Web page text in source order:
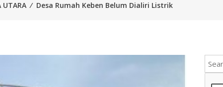
UTARA ⁄ Desa Rumah Keben Belum Dialiri Listrik